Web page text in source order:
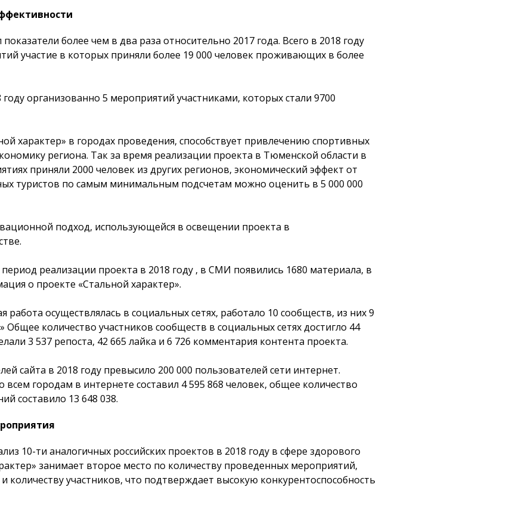
более чем в два раза относительно 2017 года. Всего в 2018 году
участие в которых приняли более 19 000 человек проживающих в более
организованно 5 мероприятий участниками, которых стали 9700
характер» в городах проведения, способствует привлечению спортивных
региона. Так за время реализации проекта в Тюменской области в
приняли 2000 человек из других регионов, экономический эффект от
туристов по самым минимальным подсчетам можно оценить в 5 000 000
подход, использующейся в освещении проекта в
реализации проекта в 2018 году , в СМИ появились 1680 материала, в
о проекте «Стальной характер».
осуществлялась в социальных сетях, работало 10 сообществ, из них 9
Общее количество участников сообществ в социальных сетях достигло 44
3 537 репоста, 42 665 лайка и 6 726 комментария контента проекта.
сайта в 2018 году превысило 200 000 пользователей сети интернет.
городам в интернете составил 4 595 868 человек, общее количество
составило 13 648 038.
10-ти аналогичных российских проектов в 2018 году в сфере здорового
занимает второе место по количеству проведенных мероприятий,
количеству участников, что подтверждает высокую конкурентоспособность